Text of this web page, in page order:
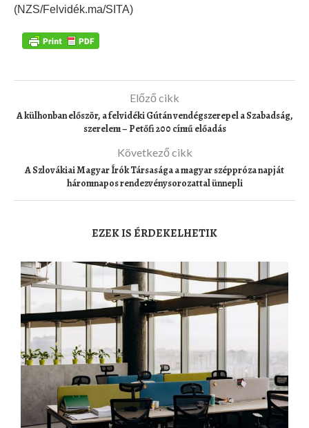
(NZS/Felvidék.ma/SITA)
Előző cikk
A külhonban először, a felvidéki Gútán vendégszerepel a Szabadság,
szerelem – Petőfi 200 című előadás
Következő cikk
A Szlovákiai Magyar Írók Társasága a magyar széppróza napját
háromnapos rendezvénysorozattal ünnepli
EZEK IS ÉRDEKELHETIK